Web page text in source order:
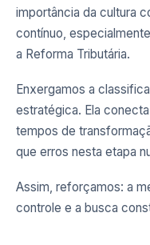
importância da cultura
contínuo,
a Reforma Tributária.
Enxergamos a
estratégica. Ela
tempos de
que erros nesta etapa
Assim, reforçamos: a
controle e a busca